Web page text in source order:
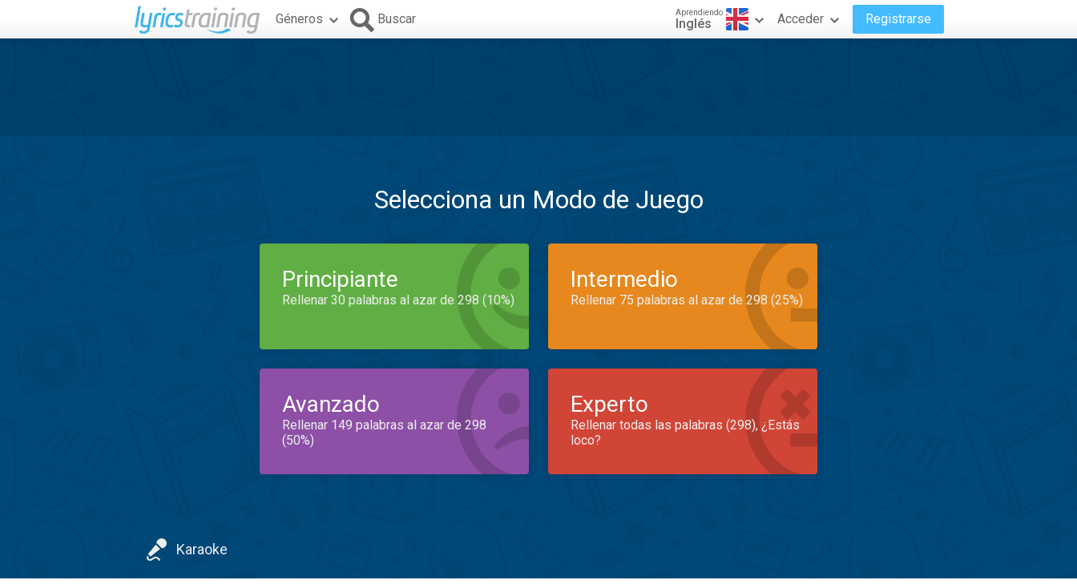
Géneros Buscar Aprendiendo
Inglés Acceder Registrarse
Selecciona un Modo de Juego
Principiante
Rellenar 30 palabras al azar de 298 (10%)
Intermedio
Rellenar 75 palabras al azar de 298 (25%)
Avanzado
Rellenar 149 palabras al azar de 298
(50%)
Experto
Rellenar todas las palabras (298), ¿Estás
loco?
Karaoke